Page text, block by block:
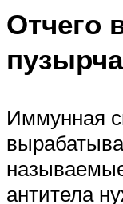
Отчего
Иммунная
антитела